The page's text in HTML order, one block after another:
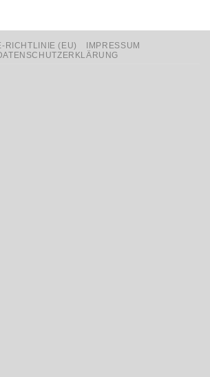
RICHTLINIE (EU)
IMPRESSUM